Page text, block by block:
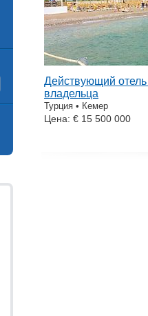
Действующий
владельца
Турция • Кемер
Цена: € 15 500 000